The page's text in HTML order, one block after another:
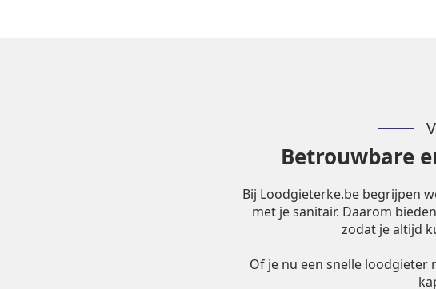
Betrouwbare
Bij Loodgieterke.be begrijpen
met je sanitair. Daarom
zodat je altijd
Of je nu een snelle loodgieter